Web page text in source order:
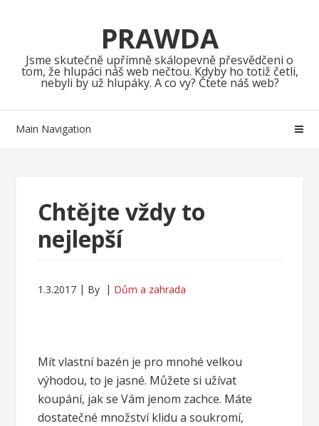
PRAWDA
Jsme skutečně upřímně skálopevně přesvědčeni o
tom, že hlupáci náš web nečtou. Kdyby ho totiž četli,
nebyli by už hlupáky. A co vy? Čtete náš web?
Main Navigation
Chtějte vždy to
nejlepší
1.3.2017 By Dům a zahrada
Mít vlastní bazén je pro mnohé velkou
výhodou, to je jasné. Můžete si užívat
koupání, jak se Vám jenom zachce. Máte
dostatečné množství klidu a soukromí,